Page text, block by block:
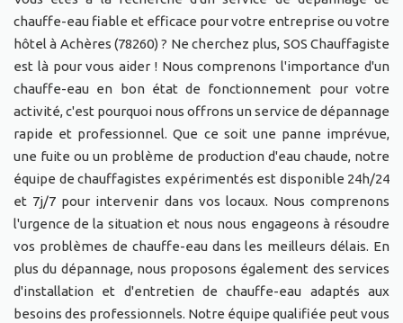
chauffe-eau fiable et efficace pour votre entreprise ou votre
hôtel à Achères (78260) ? Ne cherchez plus, SOS Chauffagiste
est là pour vous aider ! Nous comprenons l'importance d'un
chauffe-eau en bon état de fonctionnement pour votre
activité, c'est pourquoi nous offrons un service de dépannage
rapide et professionnel. Que ce soit une panne imprévue,
une fuite ou un problème de production d'eau chaude, notre
équipe de chauffagistes expérimentés est disponible 24h/24
et 7j/7 pour intervenir dans vos locaux. Nous comprenons
l'urgence de la situation et nous nous engageons à résoudre
vos problèmes de chauffe-eau dans les meilleurs délais. En
plus du dépannage, nous proposons également des services
d'installation et d'entretien de chauffe-eau adaptés aux
besoins des professionnels. Notre équipe qualifiée peut vous